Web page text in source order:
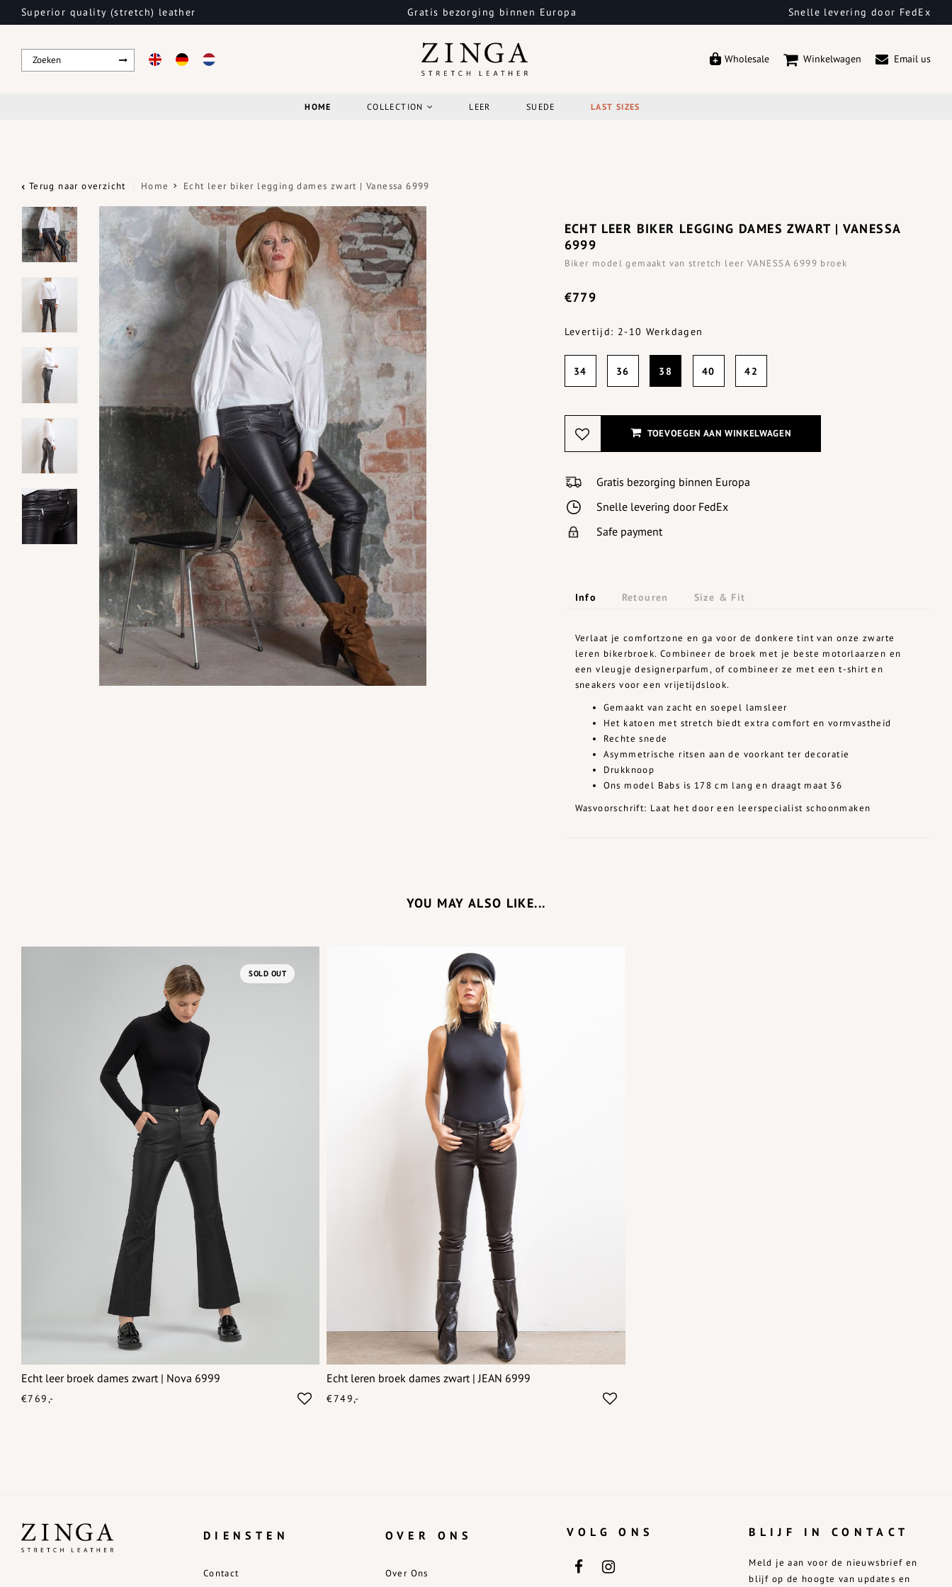
Superior quality (stretch) leather Gratis bezorging binnen Europa Snelle levering door FedEx
Wholesale Winkelwagen Email us
HOME COLLECTION LEER SUEDE LAST SIZES
Terug naar overzicht Home Echt leer biker legging dames zwart | Vanessa 6999
ECHT LEER BIKER LEGGING DAMES ZWART | VANESSA
6999
Biker model gemaakt van stretch leer VANESSA 6999 broek
€779
Levertijd: 2-10 Werkdagen
34 36 38 40 42
TOEVOEGEN AAN WINKELWAGEN
Gratis bezorging binnen Europa
Snelle levering door FedEx
Safe payment
Info Retouren Size & Fit
Verlaat je comfortzone en ga voor de donkere tint van onze zwarte
leren bikerbroek. Combineer de broek met je beste motorlaarzen en
een vleugje designerparfum, of combineer ze met een t-shirt en
sneakers voor een vrijetijdslook.
Gemaakt van zacht en soepel lamsleer
Het katoen met stretch biedt extra comfort en vormvastheid
Rechte snede
Asymmetrische ritsen aan de voorkant ter decoratie
Drukknoop
Ons model Babs is 178 cm lang en draagt maat 36
Wasvoorschrift: Laat het door een leerspecialist schoonmaken
YOU MAY ALSO LIKE...
Echt leer broek dames zwart | Nova 6999
€769,-
SOLD OUT
Echt leren broek dames zwart | JEAN 6999
€749,-
DIENSTEN
Contact
OVER ONS
Over Ons
VOLG ONS BLIJF IN CONTACT
Meld je aan voor de nieuwsbrief en
blijf op de hoogte van updates en